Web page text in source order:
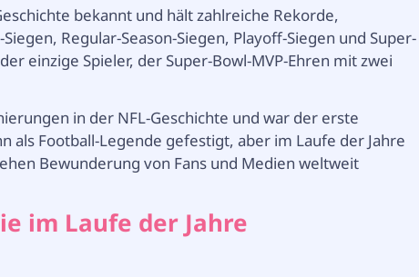
bekannt und hält zahlreiche Rekorde,
Regular-Season-Siegen, Playoff-Siegen und Super-
einzige Spieler, der Super-Bowl-MVP-Ehren mit zwei
in der NFL-Geschichte und war der erste
als Football-Legende gefestigt, aber im Laufe der Jahre
Bewunderung von Fans und Medien weltweit
im Laufe der Jahre